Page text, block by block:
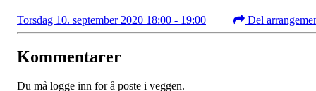
Torsdag 10. september 2020 18:00 - 19:00 Del
Kommentarer
Du må logge inn for å poste i veggen.